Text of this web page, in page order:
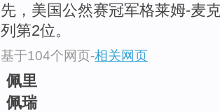
先，美国公然赛冠军格莱姆-麦
列第2位。
基于104个网页-相关网页
佩里
佩瑞